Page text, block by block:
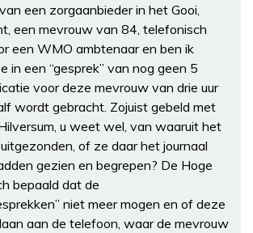
een zorgaanbieder in het Gooi,
een mevrouw van 84, telefonisch
een WMO ambtenaar en ben ik
in een “gesprek” van nog geen 5
voor deze mevrouw van drie uur
wordt gebracht. Zojuist gebeld met
u weet wel, van waaruit het
of ze daar het journaal
gezien en begrepen? De Hoge
bepaald dat de
niet meer mogen en of deze
aan de telefoon, waar de mevrouw